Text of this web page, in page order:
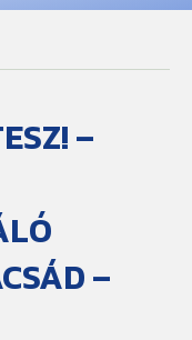
–
–